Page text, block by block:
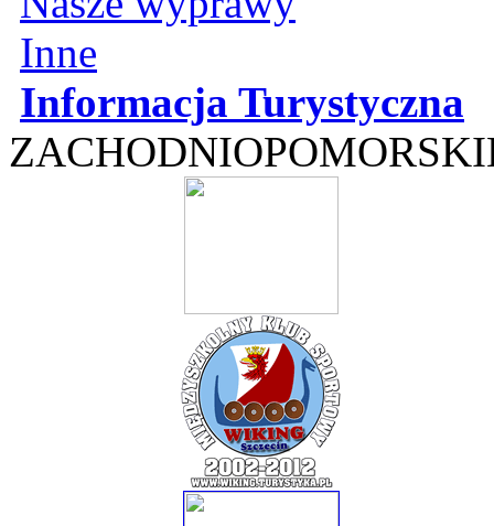
Inne
Informacja Turystyczna